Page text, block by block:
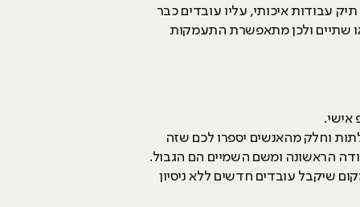
עבודות איכותי, עליו עובדים כבר
שתיים ולכן מתאפשרת התעמקות
אישי.
וחלק מהאנשים יספרו לכם שזה
הראשונה ומשם השמיים הם הגבול.
שיקבל עובדים חדשים ללא ניסיון